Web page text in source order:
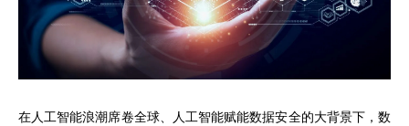
在人工智能浪潮席卷全球、人工智能赋能数据安全的大背景下，数